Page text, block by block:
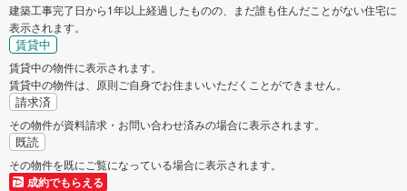
建築工事完了日から1年以上経過したものの、まだ誰も住んだことがない住宅に
表示されます。
賃貸中
賃貸中の物件に表示されます。
賃貸中の物件は、原則ご自身でお住まいいただくことができません。
請求済
その物件が資料請求・お問い合わせ済みの場合に表示されます。
既読
その物件を既にご覧になっている場合に表示されます。
成約でもらえる